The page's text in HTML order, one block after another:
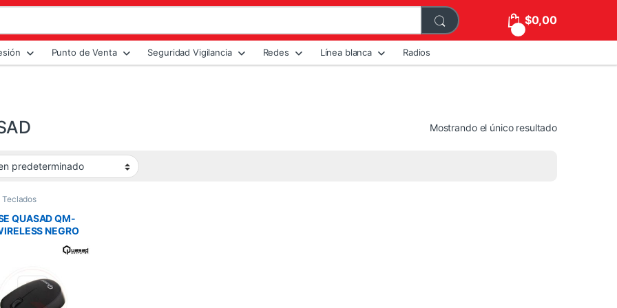
$0,00
Punto de Venta Seguridad Vigilancia Redes Línea blanca Radios
Mostrando el único resultado
Teclados
QUASAD QM-
NEGRO